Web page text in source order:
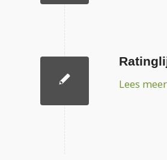
Lees meer